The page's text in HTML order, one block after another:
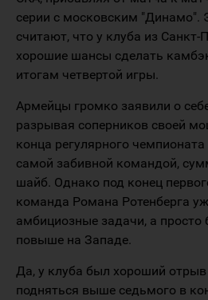
серии с московским "Динамо".
считают, что у клуба из Санкт-
хорошие шансы сделать
итогам четвертой игры.
Армейцы громко заявили о
разрывая соперников своей
конца регулярного
самой забивной командой,
шайб. Однако под конец
команда Романа Ротенберга
амбициозные задачи, а просто
повыше на Западе.
Да, у клуба был хороший
подняться выше седьмого в